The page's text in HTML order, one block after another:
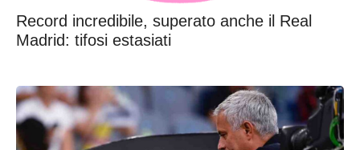
Record incredibile, superato anche il Real
Madrid: tifosi estasiati